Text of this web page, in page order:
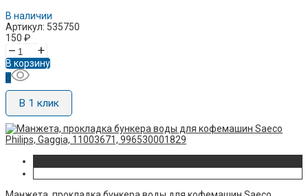
В наличии
Артикул: 535750
150 ₽
– +
В корзину
В 1 клик